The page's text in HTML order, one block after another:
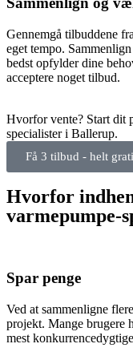
Gennemgå tilbuddene
eget tempo.
bedst opfylder dine
acceptere noget tilbud.
Hvorfor vente? Start dit
specialister i Ballerup.
Få 3 tilbud - helt
Hvorfor
varmepumpe-
Spar penge
Ved at sammenligne
projekt. Mange brugere
mest